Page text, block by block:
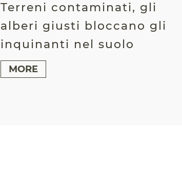
Terreni contaminati, gli
alberi giusti bloccano gli
inquinanti nel suolo
MORE